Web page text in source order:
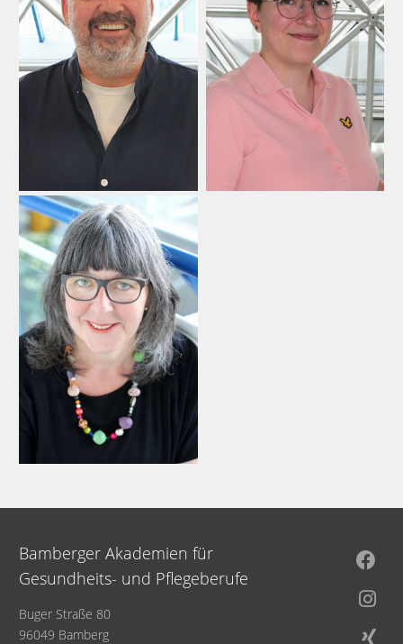
Bamberger Akademien für
Gesundheits- und Pflegeberufe
Buger Straße 80
96049 Bamberg